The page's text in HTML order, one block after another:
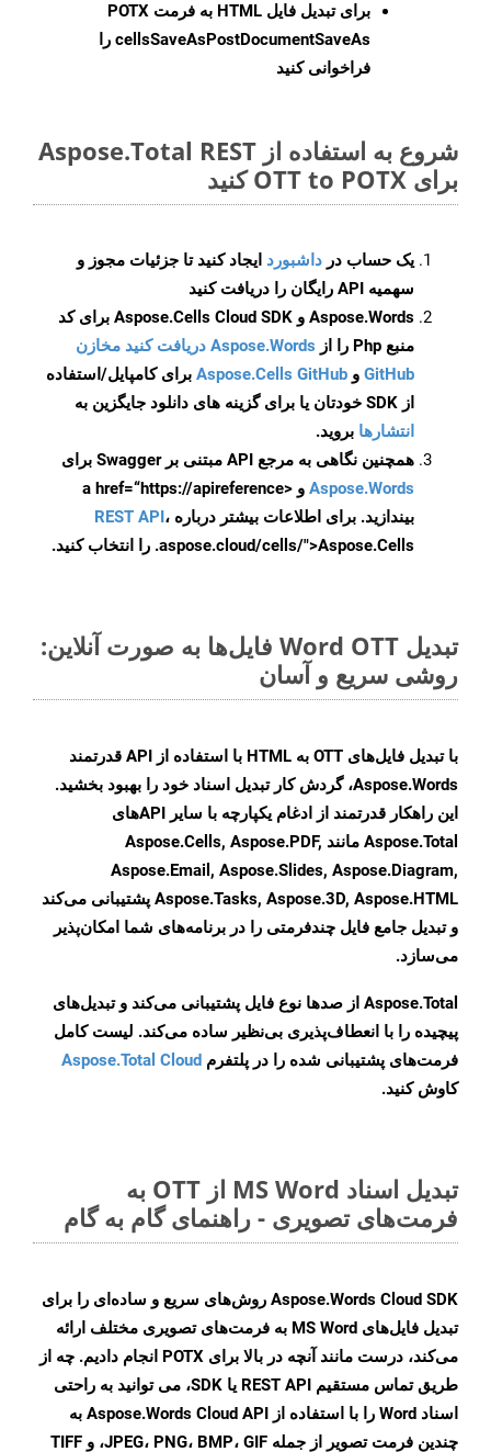
برای تبدیل فایل HTML به فرمت
POTX
cellsSaveAsPostDocumentSaveAs را
فراخوانی کنید
شروع به استفاده از Aspose.Total REST
برای OTT to POTX کنید
یک حساب در داشبورد ایجاد کنید تا جزئیات مجوز و
سهمیه API رایگان را دریافت کنید
Aspose.Words و Aspose.Cells Cloud SDK برای کد
منبع Php را از
Aspose.Words دریافت کنید مخازن
GitHub و Aspose.Cells GitHub برای کامپایل/استفاده
از SDK خودتان یا برای گزینه های دانلود جایگزین به
انتشارها بروید.
همچنین نگاهی به مرجع API مبتنی بر Swagger برای
Aspose.Words
و <a href=“https://apireference
بیندازید. برای اطلاعات بیشتر درباره REST API،
.aspose.cloud/cells/">Aspose.Cells را انتخاب کنید.
تبدیل Word OTT فایل‌ها به صورت آنلاین:
روشی سریع و آسان
با تبدیل فایل‌های OTT به HTML با استفاده از API قدرتمند
Aspose.Words، گردش کار تبدیل اسناد خود را بهبود بخشید.
این راهکار قدرتمند از ادغام یکپارچه با سایر APIهای
Aspose.Total مانند Aspose.Cells, Aspose.PDF,
Aspose.Email, Aspose.Slides, Aspose.Diagram,
Aspose.Tasks, Aspose.3D, Aspose.HTML پشتیبانی می‌کند
و تبدیل جامع فایل چندفرمتی را در برنامه‌های شما امکان‌پذیر
می‌سازد.
Aspose.Total از صدها نوع فایل پشتیبانی می‌کند و تبدیل‌های
پیچیده را با انعطاف‌پذیری بی‌نظیر ساده می‌کند. لیست کامل
فرمت‌های پشتیبانی شده را در پلتفرم Aspose.Total Cloud
کاوش کنید.
تبدیل اسناد MS Word از OTT به
فرمت‌های تصویری - راهنمای گام به گام
Aspose.Words Cloud SDK روش‌های سریع و ساده‌ای را برای
تبدیل فایل‌های MS Word به فرمت‌های تصویری مختلف ارائه
می‌کند، درست مانند آنچه در بالا برای POTX انجام دادیم. چه از
طریق تماس مستقیم REST API یا SDK، می توانید به راحتی
اسناد Word را با استفاده از Aspose.Words Cloud API به
چندین فرمت تصویر از جمله JPEG، PNG، BMP، GIF، و TIFF